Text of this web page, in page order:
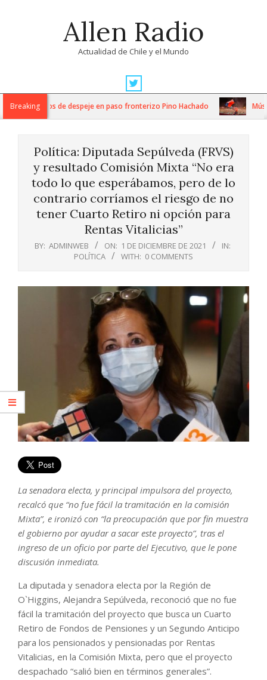
Allen Radio
Actualidad de Chile y el Mundo
Navigation
MenuBreaking
trabajos de despeje en paso fronterizo Pino Hachado
Política: Diputada Sepúlveda (FRVS)
y resultado Comisión Mixta “No era
todo lo que esperábamos, pero de lo
contrario corríamos el riesgo de no
tener Cuarto Retiro ni opción para
Rentas Vitalicias”
BY: ADMINWEB ON: 1 DE DICIEMBRE DE 2021
IN:
POLÍTICA
WITH: 0 COMMENTS
La senadora electa, y principal impulsora del proyecto,
recalcó que “no fue fácil la tramitación en la comisión
Mixta”, e ironizó con “la preocupación que por fin muestra
el gobierno por ayudar a sacar este proyecto”, tras el
ingreso de un oficio por parte del Ejecutivo, que le pone
discusión inmediata.
La diputada y senadora electa por la Región de
O`Higgins, Alejandra Sepúlveda, reconoció que no fue
fácil la tramitación del proyecto que busca un Cuarto
Retiro de Fondos de Pensiones y un Segundo Anticipo
para los pensionados y pensionadas por Rentas
Vitalicias, en la Comisión Mixta, pero que el proyecto
despachado “salió bien en términos generales”.